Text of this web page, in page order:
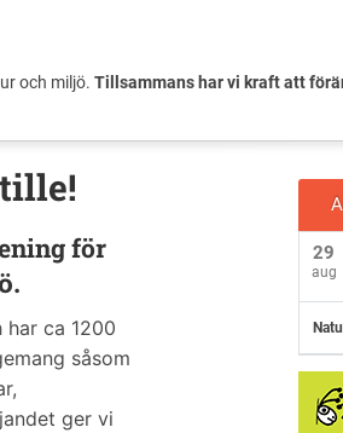
och miljö. Tillsammans har vi kraft att
för
har ca 1200
såsom
ger vi
29
aug